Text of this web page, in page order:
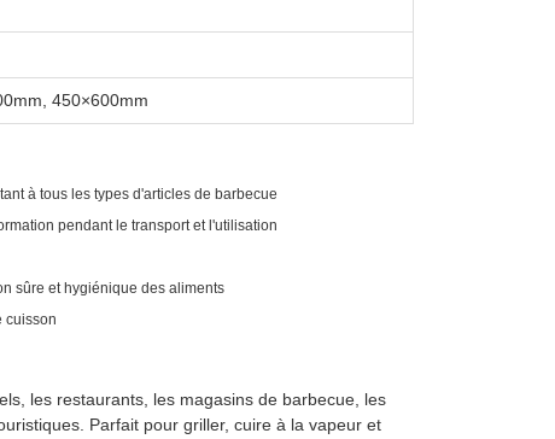
450×600mm
à tous les types d'articles de barbecue
pendant le transport et l'utilisation
sûre et hygiénique des aliments
cuisson
les restaurants, les magasins de barbecue, les
Parfait pour griller, cuire à la vapeur et